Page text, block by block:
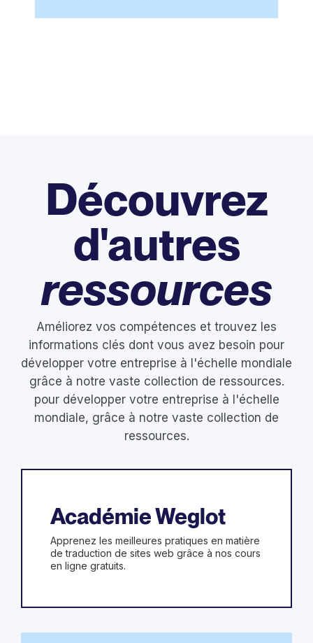
Découvrez
d'autres
ressources
Améliorez vos compétences et trouvez les
informations clés dont vous avez besoin pour
développer votre entreprise à l'échelle mondiale
grâce à notre vaste collection de ressources.
pour développer votre entreprise à l'échelle
mondiale, grâce à notre vaste collection de
ressources.
Académie Weglot
Apprenez les meilleures pratiques en matière
de traduction de sites web grâce à nos cours
en ligne gratuits.